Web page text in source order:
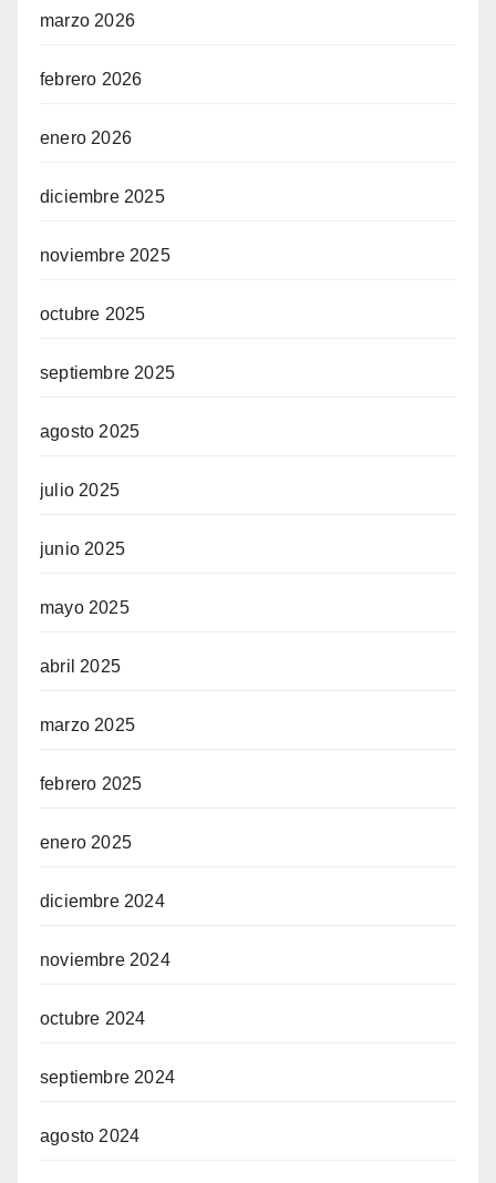
marzo 2026
febrero 2026
enero 2026
diciembre 2025
noviembre 2025
octubre 2025
septiembre 2025
agosto 2025
julio 2025
junio 2025
mayo 2025
abril 2025
marzo 2025
febrero 2025
enero 2025
diciembre 2024
noviembre 2024
octubre 2024
septiembre 2024
agosto 2024